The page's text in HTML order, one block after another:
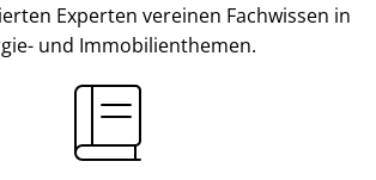
Experten vereinen Fachwissen in
und Im­mo­bi­li­en­the­men.